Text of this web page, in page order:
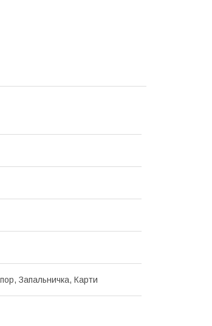
Запальничка, Карти